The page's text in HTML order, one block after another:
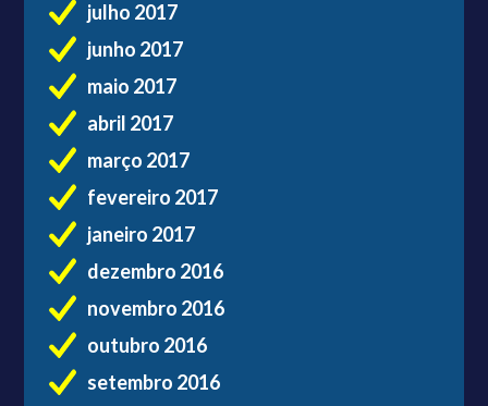
julho 2017
junho 2017
maio 2017
abril 2017
março 2017
fevereiro 2017
janeiro 2017
dezembro 2016
novembro 2016
outubro 2016
setembro 2016